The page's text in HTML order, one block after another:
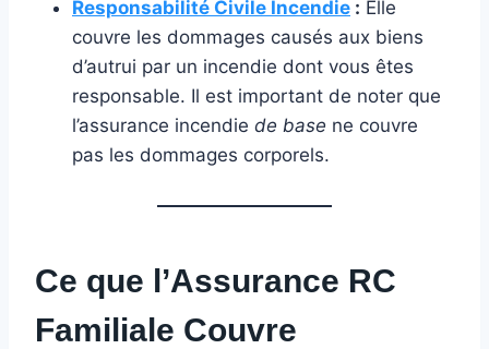
Responsabilité Civile Incendie : Elle
couvre les dommages causés aux biens
d’autrui par un incendie dont vous êtes
responsable. Il est important de noter que
l’assurance incendie de base ne couvre
pas les dommages corporels.
Ce que l’Assurance RC
Familiale Couvre